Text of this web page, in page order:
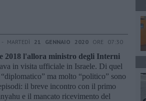
MARTEDÌ 21 GENNAIO 2020 ORE 07:30
2018 l'allora ministro degli Interni
in visita ufficiale in Israele. Di quel
ma molto “politico” sono
il breve incontro con il primo
e il mancato ricevimento del